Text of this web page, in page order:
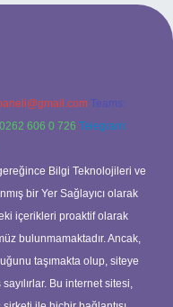
Teams:
606 0 726 Telegram:
Bilgi Teknolojileri ve
bir Yer Sağlayıcı olarak
içerikleri proaktif olarak
bulunmamaktadır. Ancak,
taşımakta olup, siteye
Bu internet sitesi,